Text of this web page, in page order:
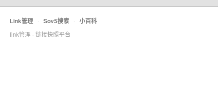
Link管理 · Sov5搜索 · 小百科
link管理 - 链接快照平台